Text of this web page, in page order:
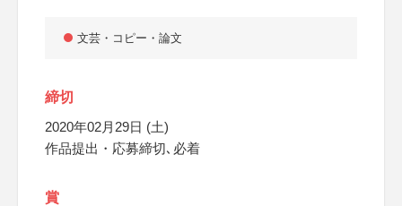
文芸・コピー・論文
締切
2020年02月29日 (土)
作品提出・応募締切､必着
賞